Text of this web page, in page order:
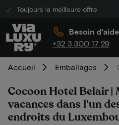
Toujours la meilleure offre
Besoin
+32 3 300 17 29
Accueil Emballages
Cocoon Hotel Belair |
vacances dans l'un
endroits du